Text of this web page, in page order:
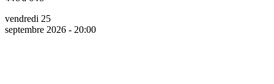
vendredi 25
septembre 2026 - 20:00